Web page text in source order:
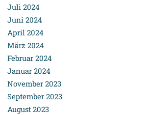
Juli 2024
Juni 2024
April 2024
März 2024
Februar 2024
Januar 2024
November 2023
September 2023
August 2023